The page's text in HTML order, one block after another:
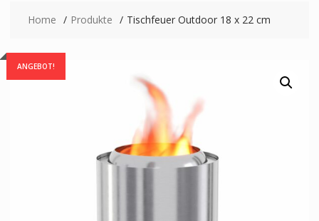
Home Produkte Tischfeuer Outdoor 18 x 22 cm
ANGEBOT!